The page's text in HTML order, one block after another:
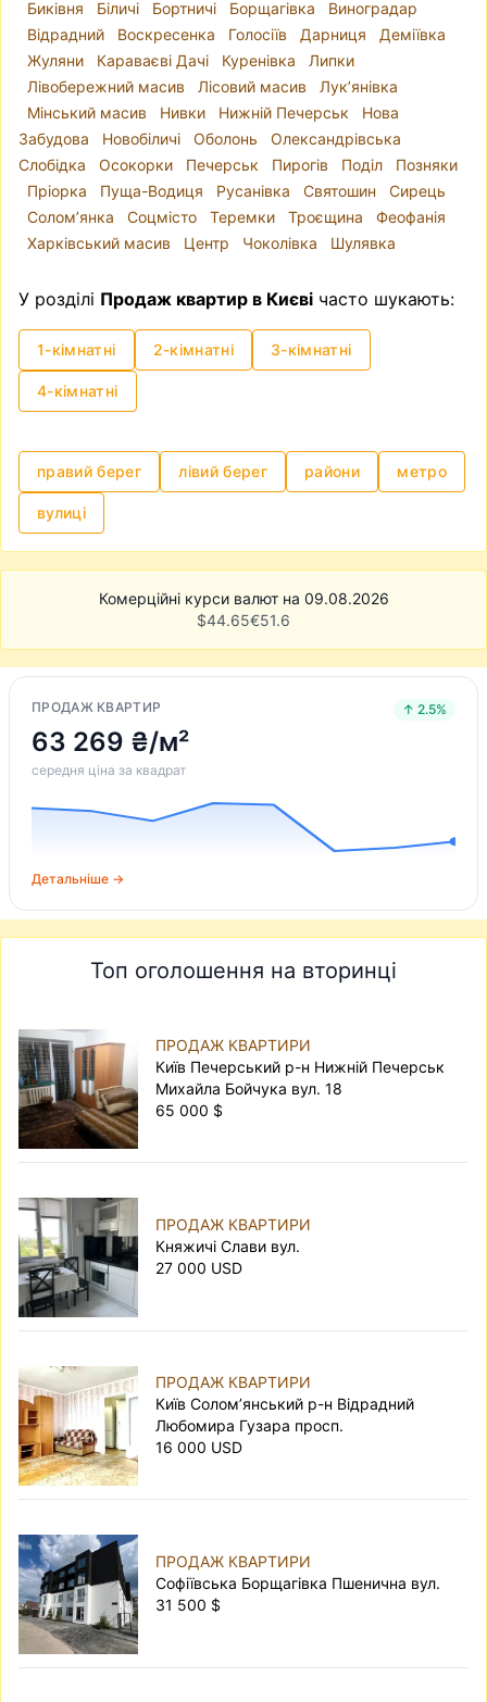
Биківня Біличі Бортничі Борщагівка
Виноградар
Відрадний
Воскресенка Голосіїв Дарниця
Деміївка
Жуляни
Караваєві Дачі Куренівка
Липки
Лівобережний масив
Лісовий масив
Лук’янівка
Мінський масив
Нивки Нижній Печерськ
Нова
Забудова
Новобіличі Оболонь
Олександрівська
Слобідка
Осокорки Печерськ Пирогів Поділ
Позняки
Пріорка
Пуща-Водиця Русанівка Святошин
Сирець
Солом’янка
Соцмісто Теремки Троєщина
Феофанія
Харківський масив
Центр Чоколівка Шулявка
У розділі Продаж квартир в Києві часто шукають:
1-кімнатні 2-кімнатні 3-кімнатні
4-кімнатні
правий берег лівий берег райони метро
вулиці
Комерційні курси валют на 09.08.2026
$44.65€51.6
ПРОДАЖ КВАРТИР ↑ 2.5%
63 269 ₴/м²
середня ціна за квадрат
Детальніше →
Топ оголошення на вторинці
ПРОДАЖ КВАРТИРИ
Київ Печерський р-н Нижній Печерськ
Михайла Бойчука вул. 18
65 000 $
ПРОДАЖ КВАРТИРИ
Княжичі Слави вул.
27 000 USD
ПРОДАЖ КВАРТИРИ
Київ Солом’янський р-н Відрадний
Любомира Гузара просп.
16 000 USD
ПРОДАЖ КВАРТИРИ
Софіївська Борщагівка Пшенична вул.
31 500 $